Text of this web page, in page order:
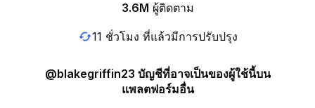
3.6M ผู้ติดตาม
11 ชั่วโมง ที่แล้วมีการปรับปรุง
@blakegriffin23 บัญชีที่อาจเป็นของผู้ใช้นี้บน
แพลตฟอร์มอื่น